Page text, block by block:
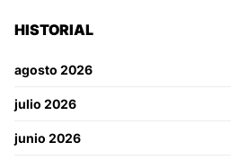
HISTORIAL
agosto 2026
julio 2026
junio 2026